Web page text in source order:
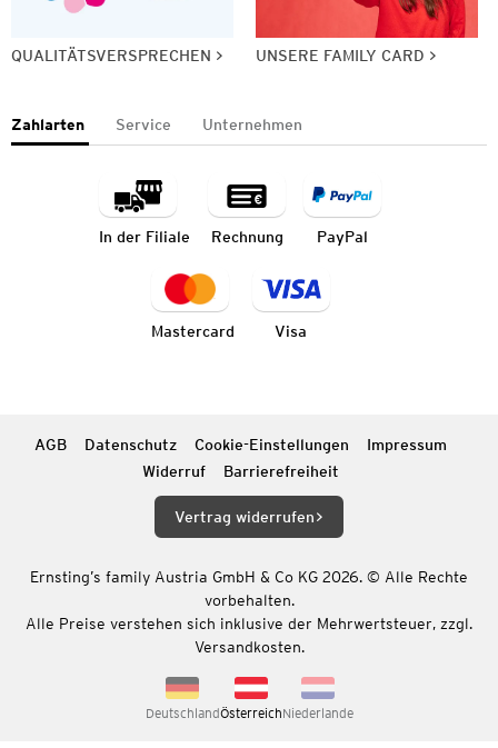
QUALITÄTSVERSPRECHEN UNSERE FAMILY CARD
Zahlarten Service Unternehmen
In der Filiale Rechnung PayPal
Mastercard Visa
AGB Datenschutz Cookie-Einstellungen
Impressum
Widerruf
Barrierefreiheit
Vertrag widerrufen
Ernsting’s family Austria GmbH & Co KG 2026. © Alle Rechte
vorbehalten.
Alle Preise verstehen sich inklusive der Mehrwertsteuer, zzgl.
Versandkosten.
DeutschlandÖsterreichNiederlande